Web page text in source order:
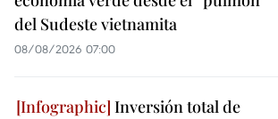
del Sudeste vietnamita
08/08/2026 07:00
Inversión total de